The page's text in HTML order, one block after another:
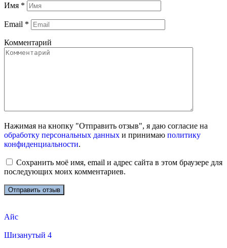
Имя *
Email *
Комментарий
Нажимая на кнопку "Отправить отзыв", я даю согласие на
обработку персональных данных и принимаю политику
конфиденциальности.
Сохранить моё имя, email и адрес сайта в этом браузере для
последующих моих комментариев.
Айс
Шизанутый 4